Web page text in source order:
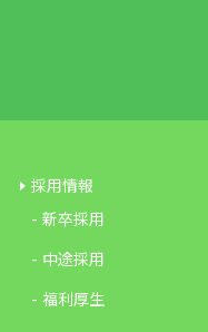
採用情報
新卒採用
中途採用
福利厚生